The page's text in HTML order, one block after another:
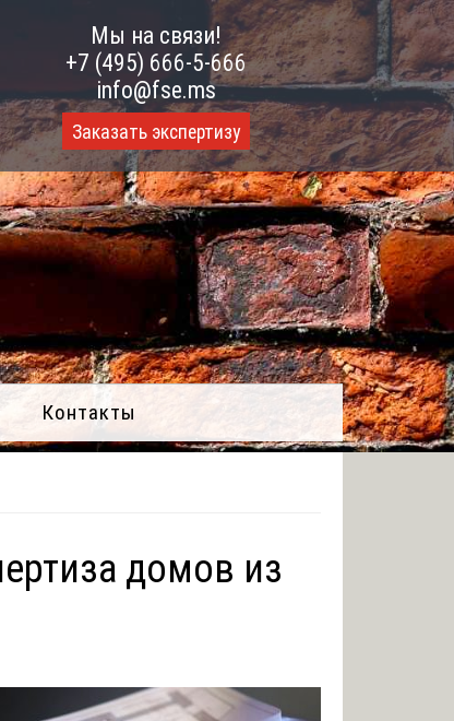
Мы на связи!
+7 (495) 666-5-666
info@fse.ms
Заказать экспертизу
Контакты
домов из